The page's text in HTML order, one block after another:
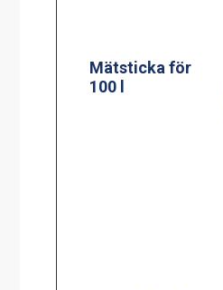
Mätsticka för
200 l